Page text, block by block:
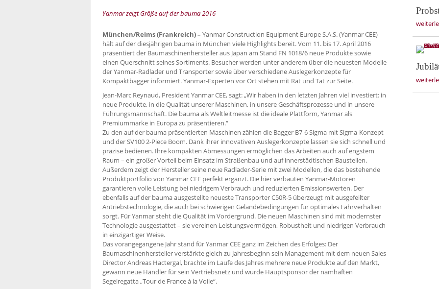
Yanmar zeigt Größe auf der bauma 2016
München/Reims (Frankreich) – Yanmar Construction Equipment Europe S.A.S. (Yanmar CEE)
hält auf der diesjährigen bauma in München viele Highlights bereit. Vom 11. bis 17. April 2016
präsentiert der Baumaschinenhersteller aus Japan am Stand FN 1018/6 neue Produkte sowie
einen Querschnitt seines Sortiments. Besucher werden unter anderem über die neuesten Modelle
der Yanmar-Radlader und Transporter sowie über verschiedene Auslegerkonzepte für
Kompaktbagger informiert. Yanmar-Experten vor Ort stehen mit Rat und Tat zur Seite.
Jean-Marc Reynaud, President Yanmar CEE, sagt: „Wir haben in den letzten Jahren viel investiert: in
neue Produkte, in die Qualität unserer Maschinen, in unsere Geschäftsprozesse und in unsere
Führungsmannschaft. Die bauma als Weltleitmesse ist die ideale Plattform, Yanmar als
Premiummarke in Europa zu präsentieren.“
Zu den auf der bauma präsentierten Maschinen zählen die Bagger B7-6 Sigma mit Sigma-Konzept
und der SV100 2-Piece Boom. Dank ihrer innovativen Auslegerkonzepte lassen sie sich schnell und
präzise bedienen. Ihre kompakten Abmessungen ermöglichen das Arbeiten auch auf engstem
Raum – ein großer Vorteil beim Einsatz im Straßenbau und auf innerstädtischen Baustellen.
Außerdem zeigt der Hersteller seine neue Radlader-Serie mit zwei Modellen, die das bestehende
Produktportfolio von Yanmar CEE perfekt ergänzt. Die hier verbauten Yanmar-Motoren
garantieren volle Leistung bei niedrigem Verbrauch und reduzierten Emissionswerten. Der
ebenfalls auf der bauma ausgestellte neueste Transporter C50R-5 überzeugt mit ausgefeilter
Antriebstechnologie, die auch bei schwierigen Geländebedingungen für optimales Fahrverhalten
sorgt. Für Yanmar steht die Qualität im Vordergrund. Die neuen Maschinen sind mit modernster
Technologie ausgestattet – sie vereinen Leistungsvermögen, Robustheit und niedrigen Verbrauch
in einzigartiger Weise.
Das vorangegangene Jahr stand für Yanmar CEE ganz im Zeichen des Erfolges: Der
Baumaschinenhersteller verstärkte gleich zu Jahresbeginn sein Management mit dem neuen Sales
Director Andreas Hactergal, brachte im Laufe des Jahres mehrere neue Produkte auf den Markt,
gewann neue Händler für sein Vertriebsnetz und wurde Hauptsponsor der namhaften
Segelregatta „Tour de France à la Voile“.